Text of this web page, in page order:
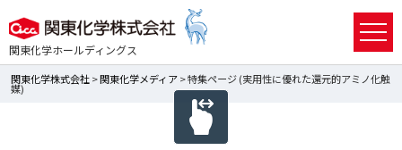
関東化学ホールディングス
関東化学株式会社>関東化学メディア> 特集ページ (実用性に優れた還元的アミノ化触
媒)